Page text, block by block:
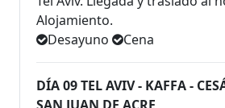
Alojamiento.
Desayuno
Cena
DÍA 09 TEL AVIV - KAFFA -